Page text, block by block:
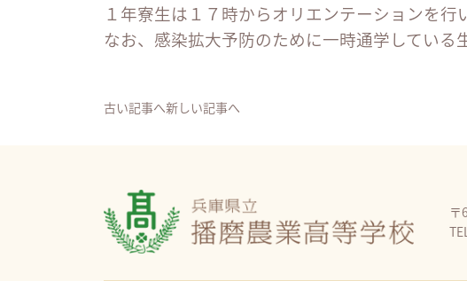
１年寮生は１７時からオリエンテーションを行
なお、感染拡大予防のために一時通学している
古い記事へ新しい記事へ
〒